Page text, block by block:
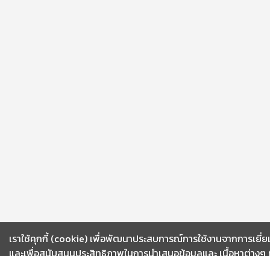
เราใช้คุกกี้ (cookie) เพื่อพัฒนาประสบการณ์การใช้งานจากการเยี่ย
และเพื่อสนับสนุนประสิทธิภาพในการนำเสนอข้อมูลและ เนื้อหาต่างๆ